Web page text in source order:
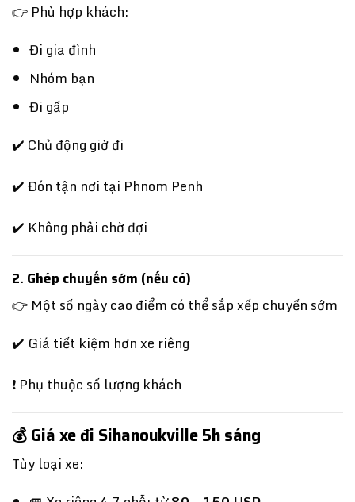
👉 Phù hợp khách:
Đi gia đình
Nhóm bạn
Đi gấp
✔️ Chủ động giờ đi
✔️ Đón tận nơi tại Phnom Penh
✔️ Không phải chờ đợi
2. Ghép chuyến sớm (nếu có)
👉 Một số ngày cao điểm có thể sắp xếp chuyến sớm
✔️ Giá tiết kiệm hơn xe riêng
❗ Phụ thuộc số lượng khách
💰 Giá xe đi Sihanoukville 5h sáng
Tùy loại xe: